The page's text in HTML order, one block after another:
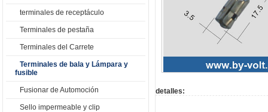
terminales de receptáculo
Terminales de pestaña
Terminales del Carrete
Terminales de bala y Lámpara y
fusible
Fusionar de Automoción
Sello impermeable y clip
detalles: